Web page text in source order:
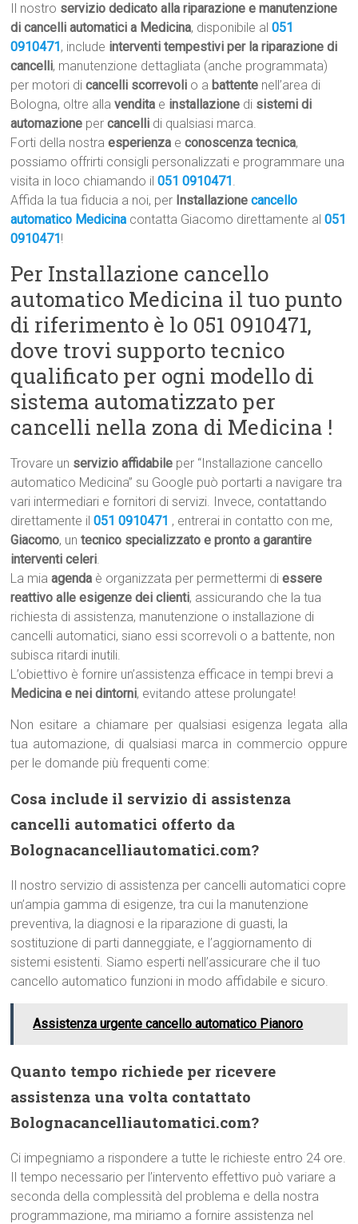
Il nostro servizio dedicato alla riparazione e manutenzione
di cancelli automatici a Medicina, disponibile al051
0910471 , include interventi tempestivi per la riparazione di
cancelli, manutenzione dettagliata (anche programmata)
per motori dicancelli scorrevoli o a battente nell’area di
Bologna, oltre allavendita e installazione di sistemi di
automazione percancelli di qualsiasi marca.
Forti della nostraesperienza econoscenza tecnica,
possiamo offrirti consigli personalizzati e programmare una
visita in loco chiamando il051 0910471 .
Affida la tua fiducia a noi, per Installazionecancello
automatico Medicina contatta Giacomo direttamente al051
0910471 !
Per Installazione cancello
automatico Medicina il tuo punto
di riferimento è lo 051 0910471,
dove trovi supporto tecnico
qualificato per ogni modello di
sistema automatizzato per
cancelli nella zona di Medicina !
Trovare un servizio affidabile per “Installazione cancello
automatico Medicina” su Google può portarti a navigare tra
vari intermediari e fornitori di servizi. Invece, contattando
direttamente il051 0910471 , entrerai in contatto con me,
Giacomo, untecnico specializzato e pronto a garantire
interventi celeri.
La miaagenda è organizzata per permettermi diessere
reattivo alle esigenze dei clienti, assicurando che la tua
richiesta di assistenza, manutenzione o installazione di
cancelli automatici, siano essi scorrevoli o a battente, non
subisca ritardi inutili.
L’obiettivo è fornire un’assistenza efficace in tempi brevi a
Medicina e nei dintorni, evitando attese prolungate!
Non esitare a chiamare per qualsiasi esigenza legata alla
tua automazione, di qualsiasi marca in commercio oppure
per le domande più frequenti come:
Cosa include il servizio di assistenza
cancelli automatici offerto da
Bolognacancelliautomatici.com?
Il nostro servizio di assistenza per cancelli automatici copre
un’ampia gamma di esigenze, tra cui la manutenzione
preventiva, la diagnosi e la riparazione di guasti, la
sostituzione di parti danneggiate, e l’aggiornamento di
sistemi esistenti. Siamo esperti nell’assicurare che il tuo
cancello automatico funzioni in modo affidabile e sicuro.
Assistenza urgente cancello automatico Pianoro
Quanto tempo richiede per ricevere
assistenza una volta contattato
Bolognacancelliautomatici.com?
Ci impegniamo a rispondere a tutte le richieste entro 24 ore.
Il tempo necessario per l’intervento effettivo può variare a
seconda della complessità del problema e della nostra
programmazione, ma miriamo a fornire assistenza nel